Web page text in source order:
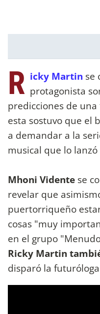
R icky Martin se
protagonista
predicciones de
esta sostuvo que el
a demandar a la
musical que lo
Mhoni Vidente se
revelar que
puertorriqueño
cosas "muy
en el grupo
Ricky Martin
disparó la